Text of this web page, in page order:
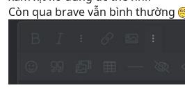
Còn qua brave vẫn bình thường